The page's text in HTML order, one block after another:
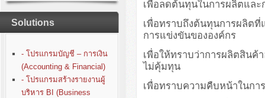
Solutions
- โปรแกรมบัญชี – การเงิน
(Accounting & Financial)
- โปรแกรมสร้างรายงานผู้
บริหาร BI (Business
เพื่อลดต้นทุนในการผลิตและ
เพื่อทราบถึงต้นทุนการผลิต
การแข่งขันขององค์กร
เพื่อให้ทราบว่าการผลิตสินค้
ไม่คุ้มทุน
เพื่อทราบความคืบหน้าในก